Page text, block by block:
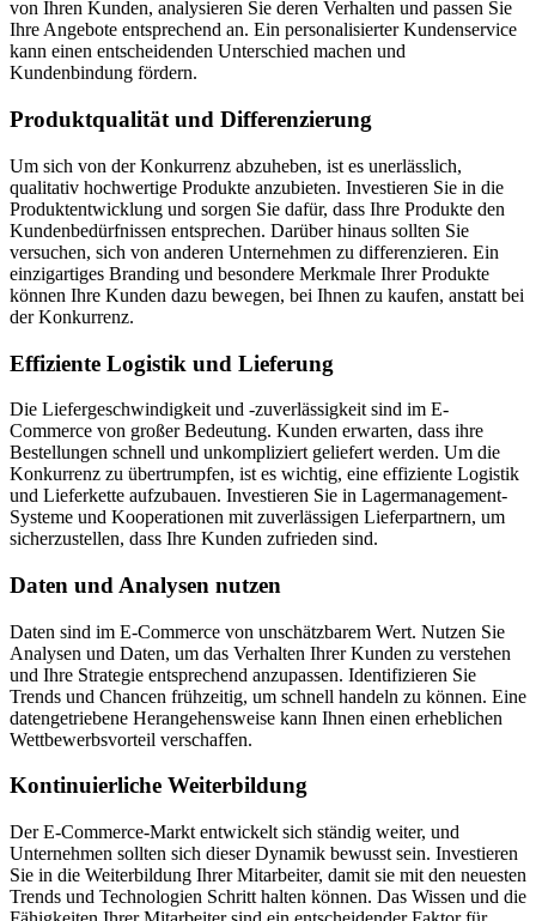
von Ihren Kunden, analysieren Sie deren Verhalten und passen Sie
Ihre Angebote entsprechend an. Ein personalisierter Kundenservice
kann einen entscheidenden Unterschied machen und
Kundenbindung fördern.
Produktqualität und Differenzierung
Um sich von der Konkurrenz abzuheben, ist es unerlässlich,
qualitativ hochwertige Produkte anzubieten. Investieren Sie in die
Produktentwicklung und sorgen Sie dafür, dass Ihre Produkte den
Kundenbedürfnissen entsprechen. Darüber hinaus sollten Sie
versuchen, sich von anderen Unternehmen zu differenzieren. Ein
einzigartiges Branding und besondere Merkmale Ihrer Produkte
können Ihre Kunden dazu bewegen, bei Ihnen zu kaufen, anstatt bei
der Konkurrenz.
Effiziente Logistik und Lieferung
Die Liefergeschwindigkeit und -zuverlässigkeit sind im E-
Commerce von großer Bedeutung. Kunden erwarten, dass ihre
Bestellungen schnell und unkompliziert geliefert werden. Um die
Konkurrenz zu übertrumpfen, ist es wichtig, eine effiziente Logistik
und Lieferkette aufzubauen. Investieren Sie in Lagermanagement-
Systeme und Kooperationen mit zuverlässigen Lieferpartnern, um
sicherzustellen, dass Ihre Kunden zufrieden sind.
Daten und Analysen nutzen
Daten sind im E-Commerce von unschätzbarem Wert. Nutzen Sie
Analysen und Daten, um das Verhalten Ihrer Kunden zu verstehen
und Ihre Strategie entsprechend anzupassen. Identifizieren Sie
Trends und Chancen frühzeitig, um schnell handeln zu können. Eine
datengetriebene Herangehensweise kann Ihnen einen erheblichen
Wettbewerbsvorteil verschaffen.
Kontinuierliche Weiterbildung
Der E-Commerce-Markt entwickelt sich ständig weiter, und
Unternehmen sollten sich dieser Dynamik bewusst sein. Investieren
Sie in die Weiterbildung Ihrer Mitarbeiter, damit sie mit den neuesten
Trends und Technologien Schritt halten können. Das Wissen und die